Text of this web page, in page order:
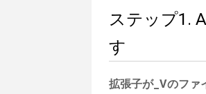
ステップ1.
す
拡張子が_Vのファ